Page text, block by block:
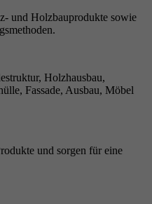
und Holzbauprodukte sowie
Holzhausbau,
Fassade, Ausbau, Möbel
und sorgen für eine